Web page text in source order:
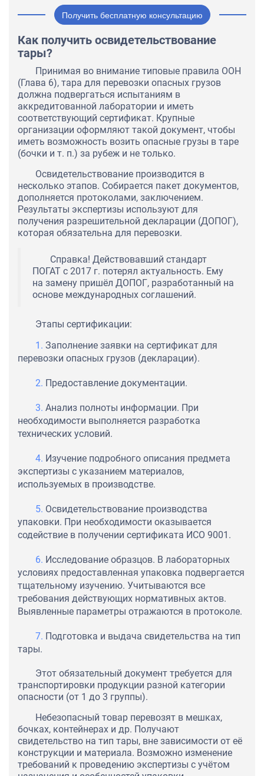
Получить бесплатную консультацию
Как получить освидетельствование
тары?
Принимая во внимание типовые правила ООН
(Глава 6), тара для перевозки опасных грузов
должна подвергаться испытаниям в
аккредитованной лаборатории и иметь
соответствующий сертификат. Крупные
организации оформляют такой документ, чтобы
иметь возможность возить опасные грузы в таре
(бочки и т. п.) за рубеж и не только.
Освидетельствование производится в
несколько этапов. Собирается пакет документов,
дополняется протоколами, заключением.
Результаты экспертизы используют для
получения разрешительной декларации (ДОПОГ),
которая обязательна для перевозки.
Справка! Действовавший стандарт
ПОГАТ с 2017 г. потерял актуальность. Ему
на замену пришёл ДОПОГ, разработанный на
основе международных соглашений.
Этапы сертификации:
Заполнение заявки на сертификат для
перевозки опасных грузов (декларации).
Предоставление документации.
Анализ полноты информации. При
необходимости выполняется разработка
технических условий.
Изучение подробного описания предмета
экспертизы с указанием материалов,
используемых в производстве.
Освидетельствование производства
упаковки. При необходимости оказывается
содействие в получении сертификата ИСО 9001.
Исследование образцов. В лабораторных
условиях предоставленная упаковка подвергается
тщательному изучению. Учитываются все
требования действующих нормативных актов.
Выявленные параметры отражаются в протоколе.
Подготовка и выдача свидетельства на тип
тары.
Этот обязательный документ требуется для
транспортировки продукции разной категории
опасности (от 1 до 3 группы).
Небезопасный товар перевозят в мешках,
бочках, контейнерах и др. Получают
свидетельство на тип тары, вне зависимости от её
конструкции и материала. Возможно изменение
требований к проведению экспертизы с учётом